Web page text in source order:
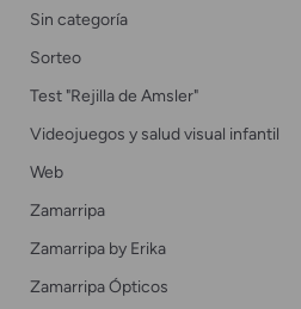
Sin categoría
Sorteo
Test "Rejilla de Amsler"
Videojuegos y salud visual infantil
Web
Zamarripa
Zamarripa by Erika
Zamarripa Ópticos